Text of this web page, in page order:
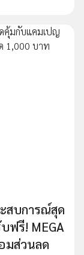
สบการณ์สุด
ฟรี! MEGA
มส่วนลด